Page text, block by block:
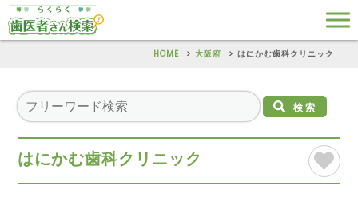
HOME 大阪府 はにかむ歯科クリニック
検索
はにかむ歯科クリニック